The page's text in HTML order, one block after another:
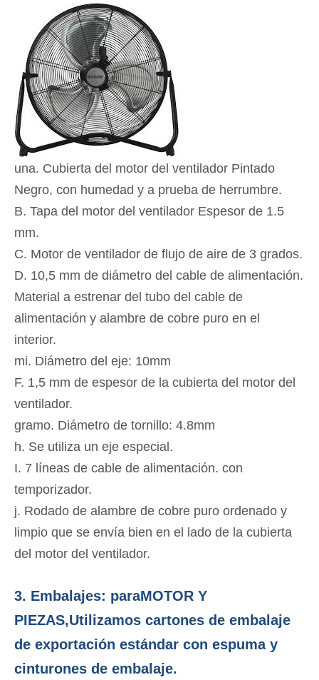
una. Cubierta del motor del ventilador Pintado
Negro, con humedad y a prueba de herrumbre.
B. Tapa del motor del ventilador Espesor de 1.5
mm.
C. Motor de ventilador de flujo de aire de 3 grados.
D. 10,5 mm de diámetro del cable de alimentación.
Material a estrenar del tubo del cable de
alimentación y alambre de cobre puro en el
interior.
mi. Diámetro del eje: 10mm
F. 1,5 mm de espesor de la cubierta del motor del
ventilador.
gramo. Diámetro de tornillo: 4.8mm
h. Se utiliza un eje especial.
I. 7 líneas de cable de alimentación. con
temporizador.
j. Rodado de alambre de cobre puro ordenado y
limpio que se envía bien en el lado de la cubierta
del motor del ventilador.
3. Embalajes: paraMOTOR Y
PIEZAS,Utilizamos cartones de embalaje
de exportación estándar con espuma y
cinturones de embalaje.